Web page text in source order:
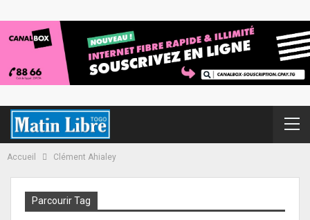
Accueil Clément Ahialey
Parcourir Tag